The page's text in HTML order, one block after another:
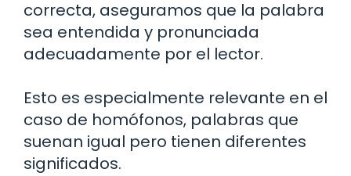
correcta, aseguramos que la palabra
sea entendida y pronunciada
adecuadamente por el lector.
Esto es especialmente relevante en el
caso de homófonos, palabras que
suenan igual pero tienen diferentes
significados.